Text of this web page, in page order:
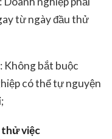
từ ngày đầu thử
Không bắt buộc
có thể tự nguyện
thử việc